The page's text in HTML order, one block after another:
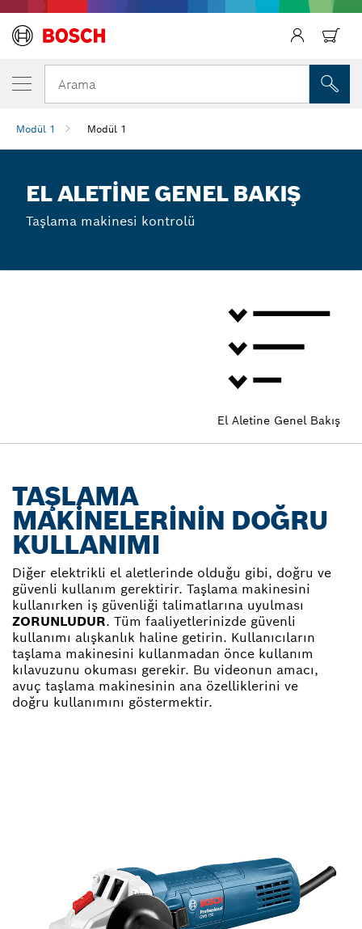
Arama
Modül 1 Modül 1
EL ALETINE GENEL BAKIŞ
Taşlama makinesi kontrolü
El Aletine Genel Bakış
TAŞLAMA
MAKINELERININ DOĞRU
KULLANIMI
Diğer elektrikli el aletlerinde olduğu gibi, doğru ve
güvenli kullanım gerektirir. Taşlama makinesini
kullanırken iş güvenliği talimatlarına uyulması
ZORUNLUDUR. Tüm faaliyetlerinizde güvenli
kullanımı alışkanlık haline getirin. Kullanıcıların
taşlama makinesini kullanmadan önce kullanım
kılavuzunu okuması gerekir. Bu videonun amacı,
avuç taşlama makinesinin ana özelliklerini ve
doğru kullanımını göstermektir.